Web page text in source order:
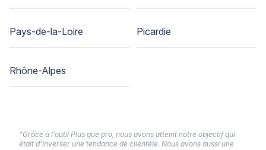
Pays-de-la-Loire Picardie
Rhône-Alpes
“Grâce à l’outil Plus que pro, nous avons atteint notre objectif qui
était d’inverser une tendance de clientèle. Nous avons aussi une